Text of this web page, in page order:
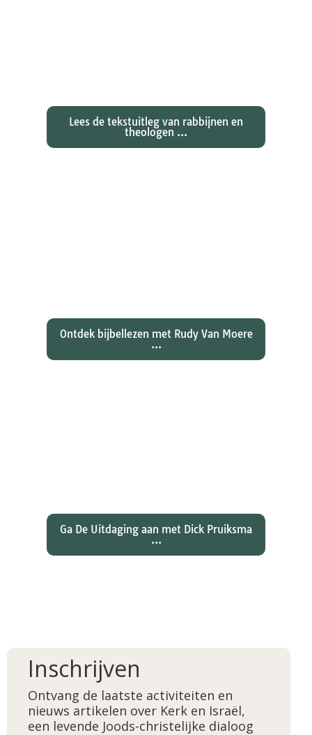
Lees de tekstuitleg van rabbijnen en
theologen ...
Ontdek bijbellezen met Rudy Van Moere
...
Ga De Uitdaging aan met Dick Pruiksma
...
Inschrijven
Ontvang de laatste activiteiten en
nieuws artikelen over Kerk en Israël,
een levende Joods-christelijke dialoog